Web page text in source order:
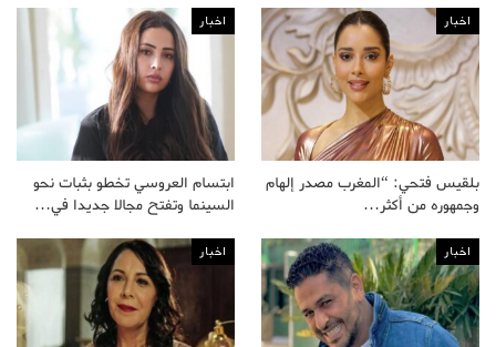
اخبار
بلقيس فتحي: “المغرب مصدر إلهام
وجمهوره من أكثر…
اخبار
ابتسام العروسي تخطو بثبات نحو
السينما وتفتح مجالا جديدا في…
اخبار اخبار